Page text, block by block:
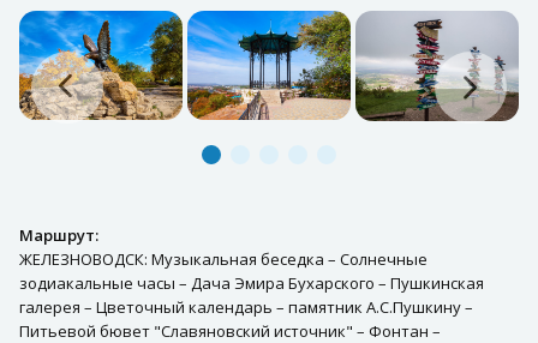
Маршрут:
ЖЕЛЕЗНОВОДСК: Музыкальная беседка – Солнечные
зодиакальные часы – Дача Эмира Бухарского – Пушкинская
галерея – Цветочный календарь – памятник А.С.Пушкину –
Питьевой бювет "Славяновский источник" – Фонтан –